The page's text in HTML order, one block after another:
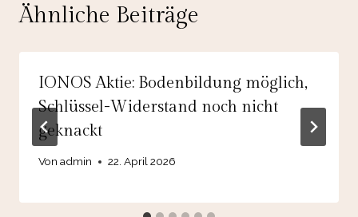
Ähnliche Beiträge
IONOS Aktie: Bodenbildung möglich,
Schlüssel-Widerstand noch nicht
geknackt
Von admin 22. April 2026